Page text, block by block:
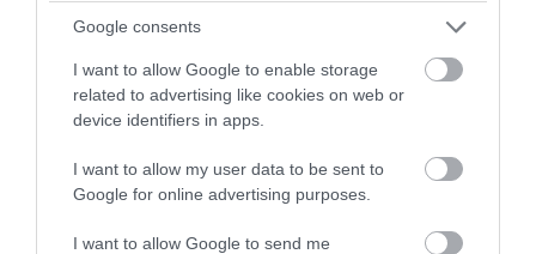
Google consents
I want to allow Google to enable storage
related to advertising like cookies on web or
device identifiers in apps.
I want to allow my user data to be sent to
Google for online advertising purposes.
I want to allow Google to send me